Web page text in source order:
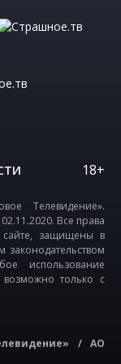
18+
Телевидение».
Все права
защищены в
законодательством
использование
возможно только с
/ АО